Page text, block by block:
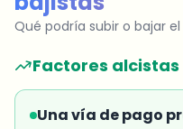
Qué podría subir o bajar
Factores alcistas
Una vía de pago